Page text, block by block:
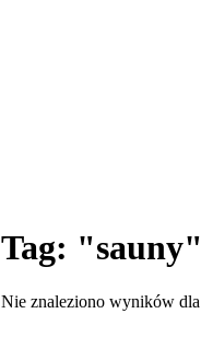
Tag:
Nie znaleziono wyników